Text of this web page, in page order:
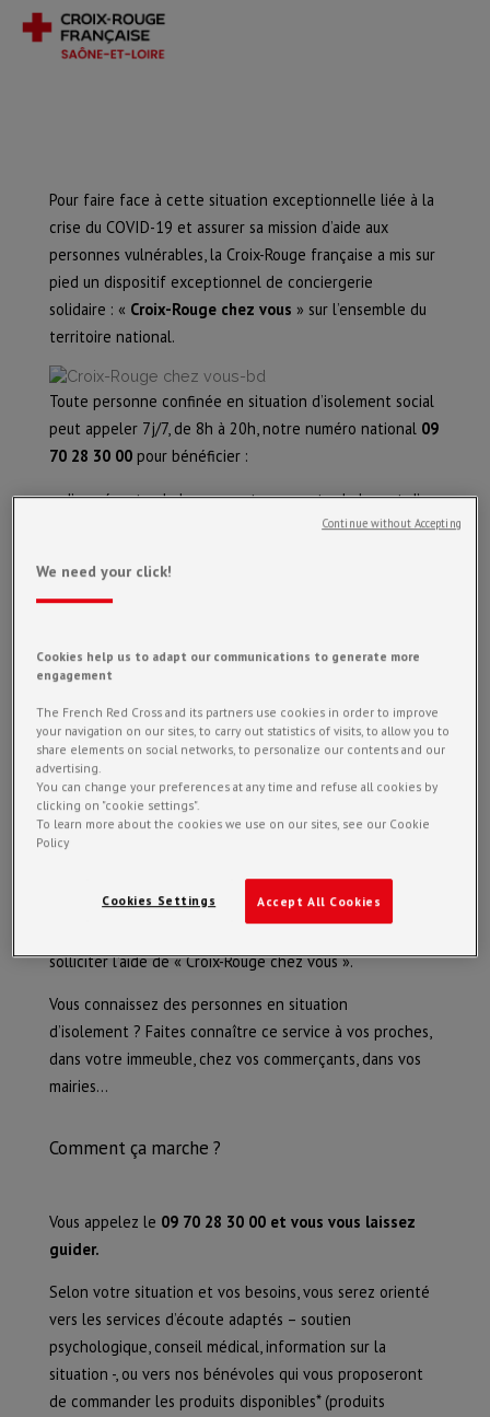
Pour faire face à cette situation exceptionnelle liée à la
crise du COVID-19 et assurer sa mission d’aide aux
personnes vulnérables, la Croix-Rouge française a mis sur
pied un dispositif exceptionnel de conciergerie
solidaire : « Croix-Rouge chez vous » sur l’ensemble du
territoire national.
Toute personne confinée en situation d’isolement social
peut appeler 7j/7, de 8h à 20h, notre numéro national 09
70 28 30 00pour bénéficier :
d’une écoute chaleureuse et rassurante de la part d’un
professionnel du soutien psychologique,
de la possibilité de commander des produits de
première nécessité (denrées alimentaires, produits
volontaires de la Croix-Rouge leur livreront chez elles
Qui peut appeler ?
Toute personne confinée et isolée socialement ayant
Toute personne vulnérable ne pouvant se déplacer pour
solliciter l’aide de « Croix-Rouge chez vous ».
Vous connaissez des personnes en situation
d’isolement ? Faites connaître ce service à vos proches,
dans votre immeuble, chez vos commerçants, dans vos
mairies…
Comment ça marche ?
Vous appelez le 09 70 28 30 00 et vous vous laissez
guider.
Selon votre situation et vos besoins, vous serez orienté
vers les services d’écoute adaptés – soutien
psychologique, conseil médical, information sur la
situation -, ou vers nos bénévoles qui vous proposeront
de commander les produits disponibles* (produits
We need your click!
Cookies help us to adapt our communications to generate more
engagement
The French Red Cross and its partners use cookies in order to improve
your navigation on our sites, to carry out statistics of visits, to allow you to
share elements on social networks, to personalize our contents and our
advertising.
You can change your preferences at any time and refuse all cookies by
clicking on "cookie settings".
To learn more about the cookies we use on our sites, see our Cookie
Policy
Accept All Cookies
Cookies Settings
Continue without Accepting